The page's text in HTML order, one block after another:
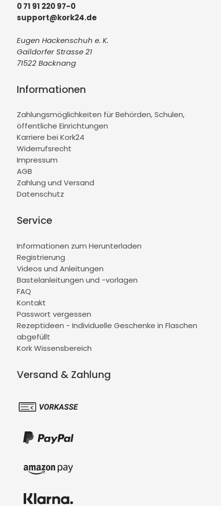
0 71 91 220 97-0
support@kork24.de
Eugen Hackenschuh e. K.
Gaildorfer Strasse 21
71522 Backnang
Informationen
Zahlungsmöglichkeiten für Behörden, Schulen,
öffentliche Einrichtungen
Karriere bei Kork24
Widerrufsrecht
Impressum
AGB
Zahlung und Versand
Datenschutz
Service
Informationen zum Herunterladen
Registrierung
Videos und Anleitungen
Bastelanleitungen und -vorlagen
FAQ
Kontakt
Passwort vergessen
Rezeptideen - Individuelle Geschenke in Flaschen
abgefüllt
Kork Wissensbereich
Versand & Zahlung